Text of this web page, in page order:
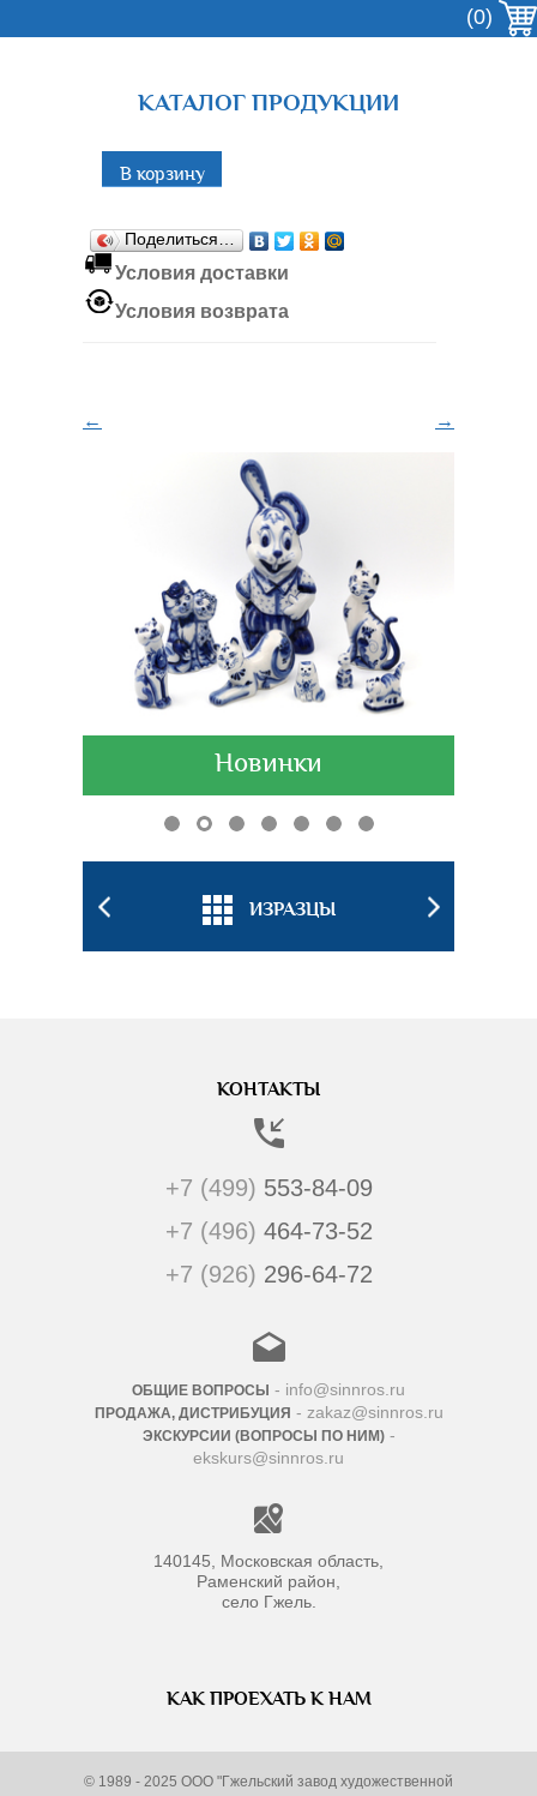
(0)
КАТАЛОГ ПРОДУКЦИИ
Поделиться…
Условия доставки
Условия возврата
← →
Новинки
ИЗРАЗЦЫ
КОНТАКТЫ
+7 (499) 553-84-09
+7 (496) 464-73-52
+7 (926) 296-64-72
ОБЩИЕ ВОПРОСЫ - info@sinnros.ru
ПРОДАЖА, ДИСТРИБУЦИЯ - zakaz@sinnros.ru
ЭКСКУРСИИ (ВОПРОСЫ ПО НИМ)-
ekskurs@sinnros.ru
140145, Московская область,
Раменский район,
село Гжель.
КАК ПРОЕХАТЬ К НАМ
© 1989 - 2025 ООО "Гжельский завод художественной